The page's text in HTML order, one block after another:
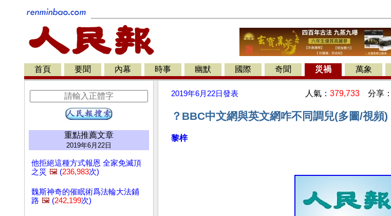
首頁 要聞 內幕 時事 幽默 國際 奇聞 災禍 萬象
重點推薦文章
2019年6月22日
他拒絕這種方式報恩 全家免滅頂
之災 🖼️ (236,983次)
魏斯神奇的催眠術爲法輪大法鋪
路 🖼️ (242,199次)
2019年6月22日發表 人氣： 379,733 分享：
？BBC中文網與英文網咋不同調兒(多圖/視頻)
黎梓